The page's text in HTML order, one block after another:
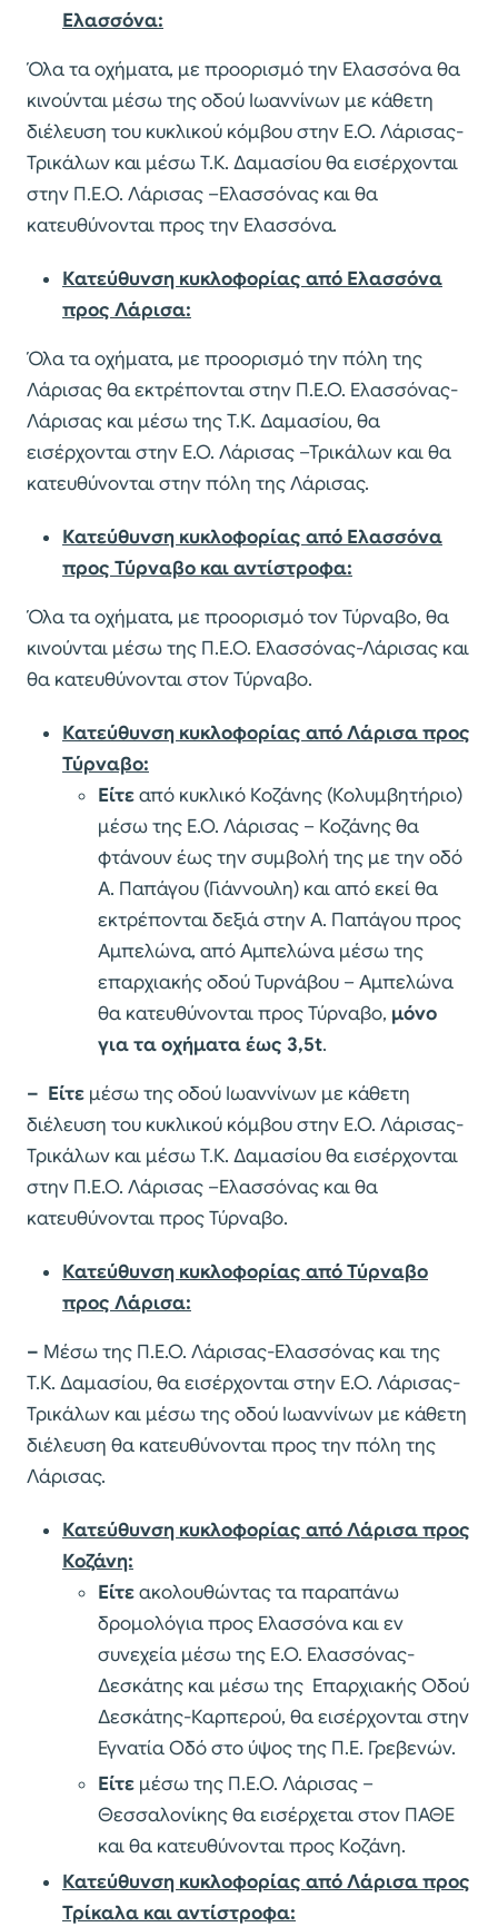
Ελασσόνα:
Όλα τα οχήματα, με προορισμό την Ελασσόνα θα
κινούνται μέσω της οδού Ιωαννίνων με κάθετη
διέλευση του κυκλικού κόμβου στην Ε.Ο. Λάρισας-
Τρικάλων και μέσω Τ.Κ. Δαμασίου θα εισέρχονται
στην Π.Ε.Ο. Λάρισας –Ελασσόνας και θα
κατευθύνονται προς την Ελασσόνα.
Κατεύθυνση κυκλοφορίας από Ελασσόνα
προς Λάρισα:
Όλα τα οχήματα, με προορισμό την πόλη της
Λάρισας θα εκτρέπονται στην Π.Ε.Ο. Ελασσόνας-
Λάρισας και μέσω της Τ.Κ. Δαμασίου, θα
εισέρχονται στην Ε.Ο. Λάρισας –Τρικάλων και θα
κατευθύνονται στην πόλη της Λάρισας.
Κατεύθυνση κυκλοφορίας από Ελασσόνα
προς Τύρναβο και αντίστροφα:
Όλα τα οχήματα, με προορισμό τον Τύρναβο, θα
κινούνται μέσω της Π.Ε.Ο. Ελασσόνας-Λάρισας και
θα κατευθύνονται στον Τύρναβο.
Κατεύθυνση κυκλοφορίας από Λάρισα προς
Τύρναβο:
Είτεαπό κυκλικό Κοζάνης (Κολυμβητήριο)
μέσω της Ε.Ο. Λάρισας – Κοζάνης θα
φτάνουν έως την συμβολή της με την οδό
Α. Παπάγου (Γιάννουλη) και από εκεί θα
εκτρέπονται δεξιά στην Α. Παπάγου προς
Αμπελώνα, από Αμπελώνα μέσω της
επαρχιακής οδού Τυρνάβου – Αμπελώνα
θα κατευθύνονται προς Τύρναβο, μόνο
για τα οχήματα έως 3,5t.
– Είτε μέσω της οδού Ιωαννίνων με κάθετη
διέλευση του κυκλικού κόμβου στην Ε.Ο. Λάρισας-
Τρικάλων και μέσω Τ.Κ. Δαμασίου θα εισέρχονται
στην Π.Ε.Ο. Λάρισας –Ελασσόνας και θα
κατευθύνονται προς Τύρναβο.
Κατεύθυνση κυκλοφορίας από Τύρναβο
προς Λάρισα:
– Μέσω της Π.Ε.Ο. Λάρισας-Ελασσόνας και της
Τ.Κ. Δαμασίου, θα εισέρχονται στην Ε.Ο. Λάρισας-
Τρικάλων και μέσω της οδού Ιωαννίνων με κάθετη
διέλευση θα κατευθύνονται προς την πόλη της
Λάρισας.
Κατεύθυνση κυκλοφορίας από Λάρισα προς
Κοζάνη:
Είτεακολουθώντας τα παραπάνω
δρομολόγια προς Ελασσόνα και εν
συνεχεία μέσω της Ε.Ο. Ελασσόνας-
Δεσκάτης και μέσω της Επαρχιακής Οδού
Δεσκάτης-Καρπερού, θα εισέρχονται στην
Εγνατία Οδό στο ύψος της Π.Ε. Γρεβενών.
Είτε μέσω της Π.Ε.Ο. Λάρισας –
Θεσσαλονίκης θα εισέρχεται στον ΠΑΘΕ
και θα κατευθύνονται προς Κοζάνη.
Κατεύθυνση κυκλοφορίας από Λάρισα προς
Τρίκαλα και αντίστροφα: